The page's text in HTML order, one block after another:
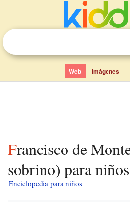
Web Imágenes
Francisco de Montejo (el
sobrino) para niños
Enciclopedia para niños